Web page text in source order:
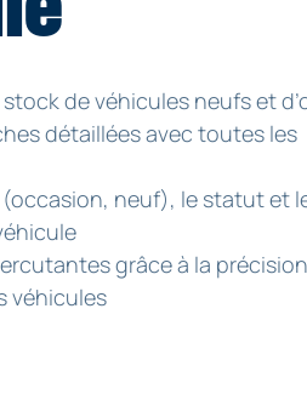
de véhicules neufs et
détaillées avec toutes les
neuf), le statut et
grâce à la
véhicules